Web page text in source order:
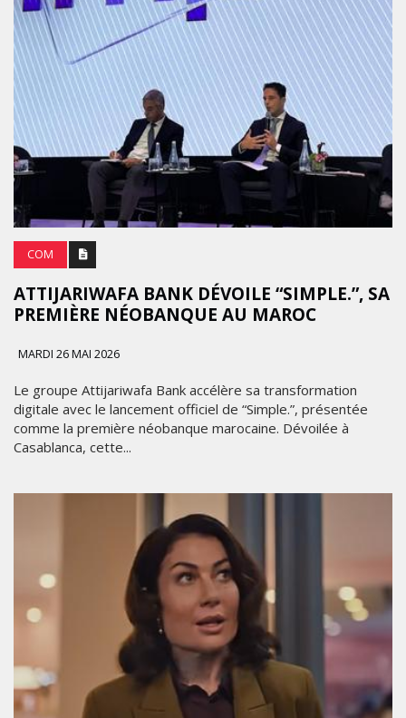
COM
ATTIJARIWAFA BANK DÉVOILE “SIMPLE.”, SA
PREMIÈRE NÉOBANQUE AU MAROC
MARDI 26 MAI 2026
Le groupe Attijariwafa Bank accélère sa transformation
digitale avec le lancement officiel de “Simple.”, présentée
comme la première néobanque marocaine. Dévoilée à
Casablanca, cette...